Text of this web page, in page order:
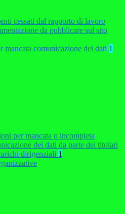
cessati dal rapporto di lavoro
da pubblicare sul sito
mancata comunicazione dei dati 1
per mancata o incompleta
dei dati da parte dei titolari
dirigenziali 1